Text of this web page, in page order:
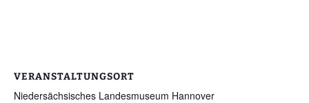
VERANSTALTUNGSORT
Niedersächsisches Landesmuseum Hannover